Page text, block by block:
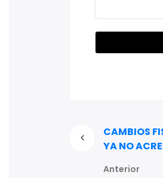
CAMBIOS
YA NO
Anterior